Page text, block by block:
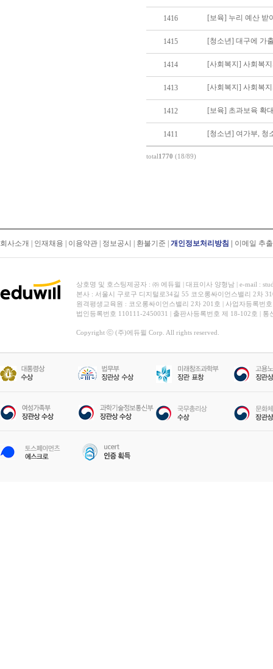
1416 [보육] 누리 예산 받
1415 [청소년] 대구에 가
1414 [사회복지] 사회복
1413 [사회복지] 사회복
1412 [보육] 초과보육 확
1411 [청소년] 여가부, 청
total1770 (18/89)
회사소개 인재채용 이용약관 정보공시 환불기준 개인정보처리방침 이메일 추
상호명 및 호스팅제공자 : ㈜ 에듀윌 | 대표이사 양형남 | e-mail :
본사 : 서울시 구로구 디지털로34길 55 코오롱싸이언스밸리 2차
원격평생교육원 : 코오롱싸이언스밸리 2차 201호 | 사업자등록번
법인등록번호 110111-2450031 | 출판사등록번호 제 18-102호 |
Copyright ⓒ (주)에듀윌 Corp. All rights reserved.